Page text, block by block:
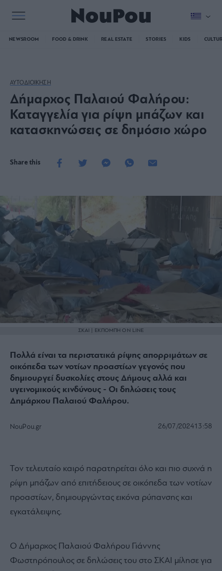
NEWSROOM FOOD & DRINK REAL ESTATE STORIES KIDS
ΑΥΤΟΔΙΟΙΚΗΣΗ
Δήμαρχος Παλαιού Φαλήρου:
Καταγγελία για ρίψη μπάζων και
κατασκηνώσεις σε δημόσιο χώρο
Share this
ΣΚΑΙ | ΕΚΠΟΜΠΗ ON LINE
Πολλά είναι τα περιστατικά ρίψης απορριμάτων σε
οικόπεδα των νοτίων προαστίων γεγονός που
δημιουργεί δυσκολίες στους Δήμους αλλά και
υγεινομικούς κινδύνους - Οι δηλώσεις τους
Δημάρχου Παλαιού Φαλήρου.
NouPou.gr 26/07/202413:58
Τον τελευταίο καιρό παρατηρείται όλο και πιο συχνά η
ρίψη μπάζων από επιτήδειους σε οικόπεδα των νοτίων
προαστίων, δημιουργώντας εικόνα ρύπανσης και
εγκατάλειψης.
Ο Δήμαρχος Παλαιού Φαλήρου Γιάννης
Φωστηρόπουλος σε δηλώσεις του στο ΣΚΑΙ μίλησε για